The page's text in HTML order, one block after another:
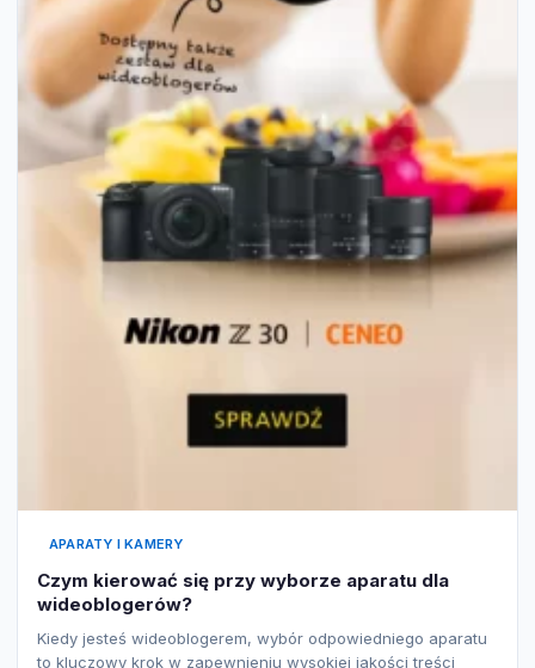
APARATY I KAMERY
Czym kierować się przy wyborze aparatu dla
wideoblogerów?
Kiedy jesteś wideoblogerem, wybór odpowiedniego aparatu
to kluczowy krok w zapewnieniu wysokiej jakości treści